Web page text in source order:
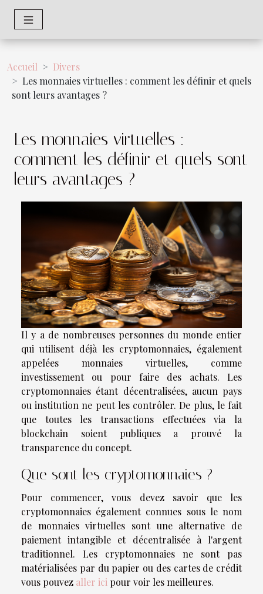
Accueil
Divers
Les monnaies virtuelles : comment les définir et quels
sont leurs avantages ?
Les monnaies virtuelles :
comment les définir et quels sont
leurs avantages ?
Il y a de nombreuses personnes du monde entier
qui utilisent déjà les cryptomonnaies, également
appelées monnaies virtuelles, comme
investissement ou pour faire des achats. Les
cryptomonnaies étant décentralisées, aucun pays
ou institution ne peut les contrôler. De plus, le fait
que toutes les transactions effectuées via la
blockchain soient publiques a prouvé la
transparence du concept.
Que sont les cryptomonnaies ?
Pour commencer, vous devez savoir que les
cryptomonnaies également connues sous le nom
de monnaies virtuelles sont une alternative de
paiement intangible et décentralisée à l'argent
traditionnel. Les cryptomonnaies ne sont pas
matérialisées par du papier ou des cartes de crédit
vous pouvez aller ici pour voir les meilleures.